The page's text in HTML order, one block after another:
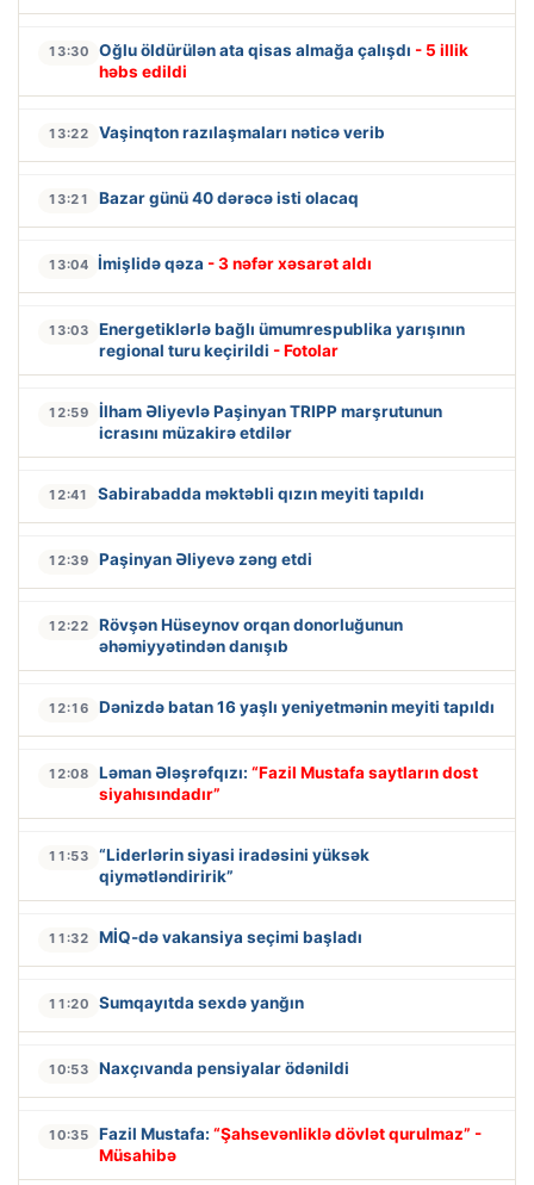
13:30 Oğlu öldürülən ata qisas almağa çalışdı - 5 illik
həbs edildi
13:22 Vaşinqton razılaşmaları nəticə verib
13:21 Bazar günü 40 dərəcə isti olacaq
13:04 İmişlidə qəza - 3 nəfər xəsarət aldı
13:03
Energetiklərlə bağlı ümumrespublika yarışının
regional turu keçirildi - Fotolar
12:59
İlham Əliyevlə Paşinyan TRIPP marşrutunun
icrasını müzakirə etdilər
12:41 Sabirabadda məktəbli qızın meyiti tapıldı
12:39 Paşinyan Əliyevə zəng etdi
12:22
Rövşən Hüseynov orqan donorluğunun
əhəmiyyətindən danışıb
12:16 Dənizdə batan 16 yaşlı yeniyetmənin meyiti tapıldı
12:08 Ləman Ələşrəfqızı: “Fazil Mustafa saytların dost
siyahısındadır”
11:53
“Liderlərin siyasi iradəsini yüksək
qiymətləndiririk”
11:32 MİQ-də vakansiya seçimi başladı
11:20 Sumqayıtda sexdə yanğın
10:53 Naxçıvanda pensiyalar ödənildi
10:35 Fazil Mustafa: “Şahsevənliklə dövlət qurulmaz” -
Müsahibə